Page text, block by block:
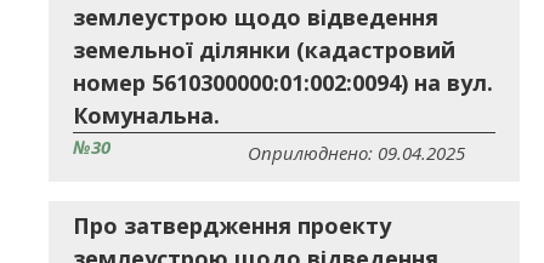
землеустрою щодо відведення
земельної ділянки (кадастровий
номер 5610300000:01:002:0094) на вул.
Комунальна.
№30 Оприлюднено: 09.04.2025
Про затвердження проекту